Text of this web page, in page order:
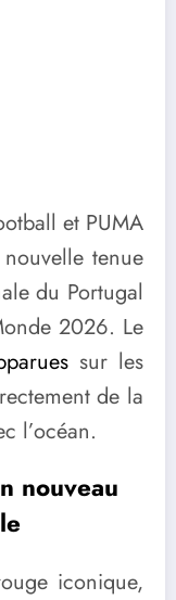
et PUMA
tenue
du Portugal
2026. Le
sur les
de la
l’océan.
nouveau
iconique,